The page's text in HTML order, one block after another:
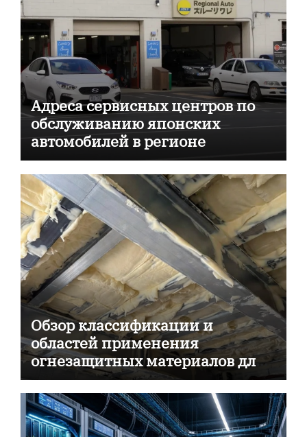
Адреса сервисных центров по
обслуживанию японских
автомобилей в регионе
Обзор классификации и
областей применения
огнезащитных материалов для
пассивной противопожарной
защиты